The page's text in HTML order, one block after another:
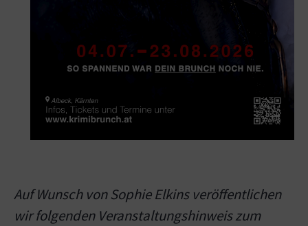
Auf Wunsch von Sophie Elkins veröffentlichen
wir folgenden Veranstaltungshinweis zum